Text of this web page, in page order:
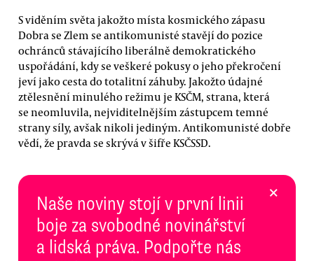
S viděním světa jakožto místa kosmického zápasu
Dobra se Zlem se antikomunisté stavějí do pozice
ochránců stávajícího liberálně demokratického
uspořádání, kdy se veškeré pokusy o jeho překročení
jeví jako cesta do totalitní záhuby. Jakožto údajné
ztělesnění minulého režimu je KSČM, strana, která
se neomluvila, nejviditelnějším zástupcem temné
strany síly, avšak nikoli jediným. Antikomunisté dobře
vědí, že pravda se skrývá v šifře KSČSSD.
Naše noviny stojí v první linii
boje za svobodné novinářství
a lidská práva. Podpořte nás
×